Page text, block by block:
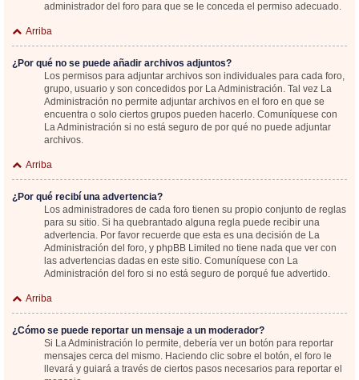
administrador del foro para que se le conceda el permiso adecuado.
Arriba
¿Por qué no se puede añadir archivos adjuntos?
Los permisos para adjuntar archivos son individuales para cada foro,
grupo, usuario y son concedidos por La Administración. Tal vez La
Administración no permite adjuntar archivos en el foro en que se
encuentra o solo ciertos grupos pueden hacerlo. Comuníquese con
La Administración si no está seguro de por qué no puede adjuntar
archivos.
Arriba
¿Por qué recibí una advertencia?
Los administradores de cada foro tienen su propio conjunto de reglas
para su sitio. Si ha quebrantado alguna regla puede recibir una
advertencia. Por favor recuerde que esta es una decisión de La
Administración del foro, y phpBB Limited no tiene nada que ver con
las advertencias dadas en este sitio. Comuníquese con La
Administración del foro si no está seguro de porqué fue advertido.
Arriba
¿Cómo se puede reportar un mensaje a un moderador?
Si La Administración lo permite, debería ver un botón para reportar
mensajes cerca del mismo. Haciendo clic sobre el botón, el foro le
llevará y guiará a través de ciertos pasos necesarios para reportar el